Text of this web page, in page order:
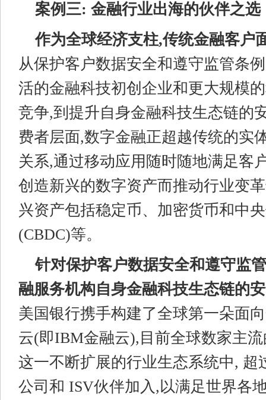
案例三: 金融行业出海的伙伴之选
作为全球经济支柱,传统金融客户
从保护客户数据安全和遵守监管条
活的金融科技初创企业和更大规模
竞争,到提升自身金融科技生态链的
费者层面,数字金融正超越传统的实
关系,通过移动应用随时随地满足客
创造新兴的数字资产而推动行业变
兴资产包括稳定币、加密货币和中
(CBDC)等。
针对保护客户数据安全和遵守监
融服务机构自身金融科技生态链的
美国银行携手构建了全球第一朵面
云(即IBM金融云),目前全球数家主
这一不断扩展的行业生态系统中, 超
公司和 ISV伙伴加入,以满足世界各